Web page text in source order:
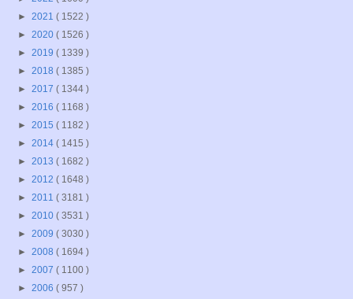
► 2021 ( 1522 )
► 2020 ( 1526 )
► 2019 ( 1339 )
► 2018 ( 1385 )
► 2017 ( 1344 )
► 2016 ( 1168 )
► 2015 ( 1182 )
► 2014 ( 1415 )
► 2013 ( 1682 )
► 2012 ( 1648 )
► 2011 ( 3181 )
► 2010 ( 3531 )
► 2009 ( 3030 )
► 2008 ( 1694 )
► 2007 ( 1100 )
► 2006 ( 957 )